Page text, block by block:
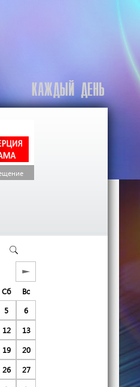
►
Сб
Вс
5
6
12
13
19
20
26
27